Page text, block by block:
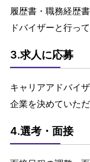
履歴書・職務経歴
ドバイザーと行っ
3.求人に応募
キャリアアドバイ
企業を決めていただ
4.選考・面接